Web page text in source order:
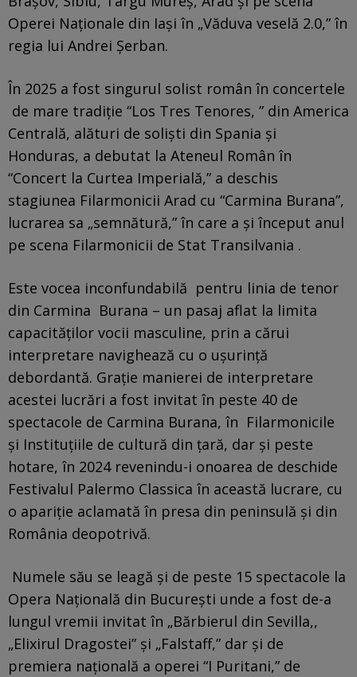
Operei Naţionale din Iaşi în „Văduva veselă 2.0,” în
regia lui Andrei Şerban.
În 2025 a fost singurul solist român în concertele
de mare tradiţie “Los Tres Tenores, ” din America
Centrală, alături de solişti din Spania şi
Honduras, a debutat la Ateneul Român în
“Concert la Curtea Imperială,” a deschis
stagiunea Filarmonicii Arad cu “Carmina Burana”,
lucrarea sa „semnătură,” în care a şi început anul
pe scena Filarmonicii de Stat Transilvania .
Este vocea inconfundabilă pentru linia de tenor
din Carmina Burana – un pasaj aflat la limita
capacităţilor vocii masculine, prin a cărui
interpretare navighează cu o ușurință
debordantă. Graţie manierei de interpretare
acestei lucrări a fost invitat în peste 40 de
spectacole de Carmina Burana, în Filarmonicile
şi Instituţiile de cultură din ţară, dar şi peste
hotare, în 2024 revenindu-i onoarea de deschide
Festivalul Palermo Classica în această lucrare, cu
o apariție aclamată în presa din peninsulă şi din
România deopotrivă.
Numele său se leagă şi de peste 15 spectacole la
Opera Naţională din Bucureşti unde a fost de-a
lungul vremii invitat în „Bărbierul din Sevilla,,
„Elixirul Dragostei” şi „Falstaff,” dar şi de
premiera naţională a operei “I Puritani,” de